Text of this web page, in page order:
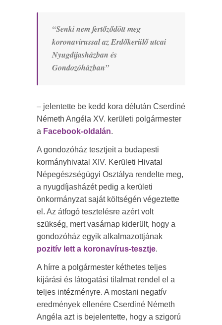
“Senki nem fertőződött meg
koronavírussal az Erdőkerülő utcai
Nyugdíjasházban és
Gondozóházban”
– jelentette be kedd kora délután Cserdiné
Németh Angéla XV. kerületi polgármester
a Facebook-oldalán.
A gondozóház tesztjeit a budapesti
kormányhivatal XIV. Kerületi Hivatal
Népegészségügyi Osztálya rendelte meg,
a nyugdíjasházét pedig a kerületi
önkormányzat saját költségén végeztette
el. Az átfogó tesztelésre azért volt
szükség, mert vasárnap kiderült, hogy a
gondozóház egyik alkalmazottjának
pozitív lett a koronavírus-tesztje.
A hírre a polgármester kéthetes teljes
kijárási és látogatási tilalmat rendel el a
teljes intézményre. A mostani negatív
eredmények ellenére Cserdiné Németh
Angéla azt is bejelentette, hogy a szigorú